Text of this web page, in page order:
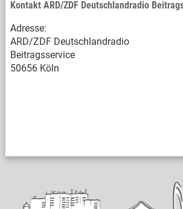
Kontakt ARD/ZDF Deutschlandradio
Adresse:
ARD/ZDF Deutschlandradio
Beitragsservice
50656 Köln